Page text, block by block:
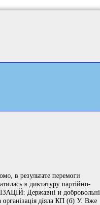
в результате перемоги
в диктатуру партійно-
Державні и добровольні
організація діяла КП (б) У. Вже